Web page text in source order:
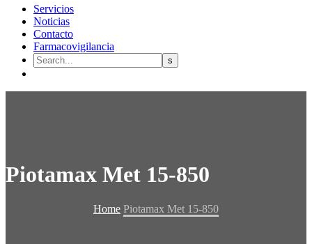
Servicios
Noticias
Contacto
Farmacovigilancia
Piotamax Met 15-850
Home Piotamax Met 15-850